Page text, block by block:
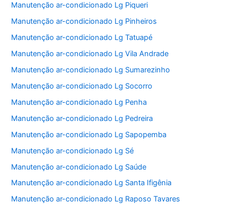
Manutenção ar-condicionado Lg Piqueri
Manutenção ar-condicionado Lg Pinheiros
Manutenção ar-condicionado Lg Tatuapé
Manutenção ar-condicionado Lg Vila Andrade
Manutenção ar-condicionado Lg Sumarezinho
Manutenção ar-condicionado Lg Socorro
Manutenção ar-condicionado Lg Penha
Manutenção ar-condicionado Lg Pedreira
Manutenção ar-condicionado Lg Sapopemba
Manutenção ar-condicionado Lg Sé
Manutenção ar-condicionado Lg Saúde
Manutenção ar-condicionado Lg Santa Ifigênia
Manutenção ar-condicionado Lg Raposo Tavares